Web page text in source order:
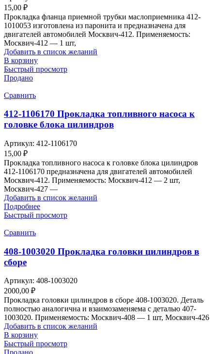
15,00 ₽
Прокладка фланца приемной трубки маслоприемника 412-
1010053 изготовлена из паронита и предназначена для
двигателей автомобилей Москвич-412. Применяемость:
Москвич-412 — 1 шт,
Добавить в список желаний
В корзину
Быстрый просмотр
Продано
Сравнить
412-1106170 Прокладка топливного насоса к
головке блока цилиндров
Артикул: 412-1106170
15,00 ₽
Прокладка топливного насоса к головке блока цилиндров
412-1106170 предназначена для двигателей автомобилей
Москвич-412. Применяемость: Москвич-412 — 2 шт,
Москвич-427 —
Добавить в список желаний
Подробнее
Быстрый просмотр
Сравнить
408-1003020 Прокладка головки цилиндров в
сборе
Артикул: 408-1003020
2000,00 ₽
Прокладка головки цилиндров в сборе 408-1003020. Деталь
полностью аналогична и взаимозаменяема с деталью 407-
1003020. Применяемость: Москвич-408 — 1 шт, Москвич-426
Добавить в список желаний
В корзину
Быстрый просмотр